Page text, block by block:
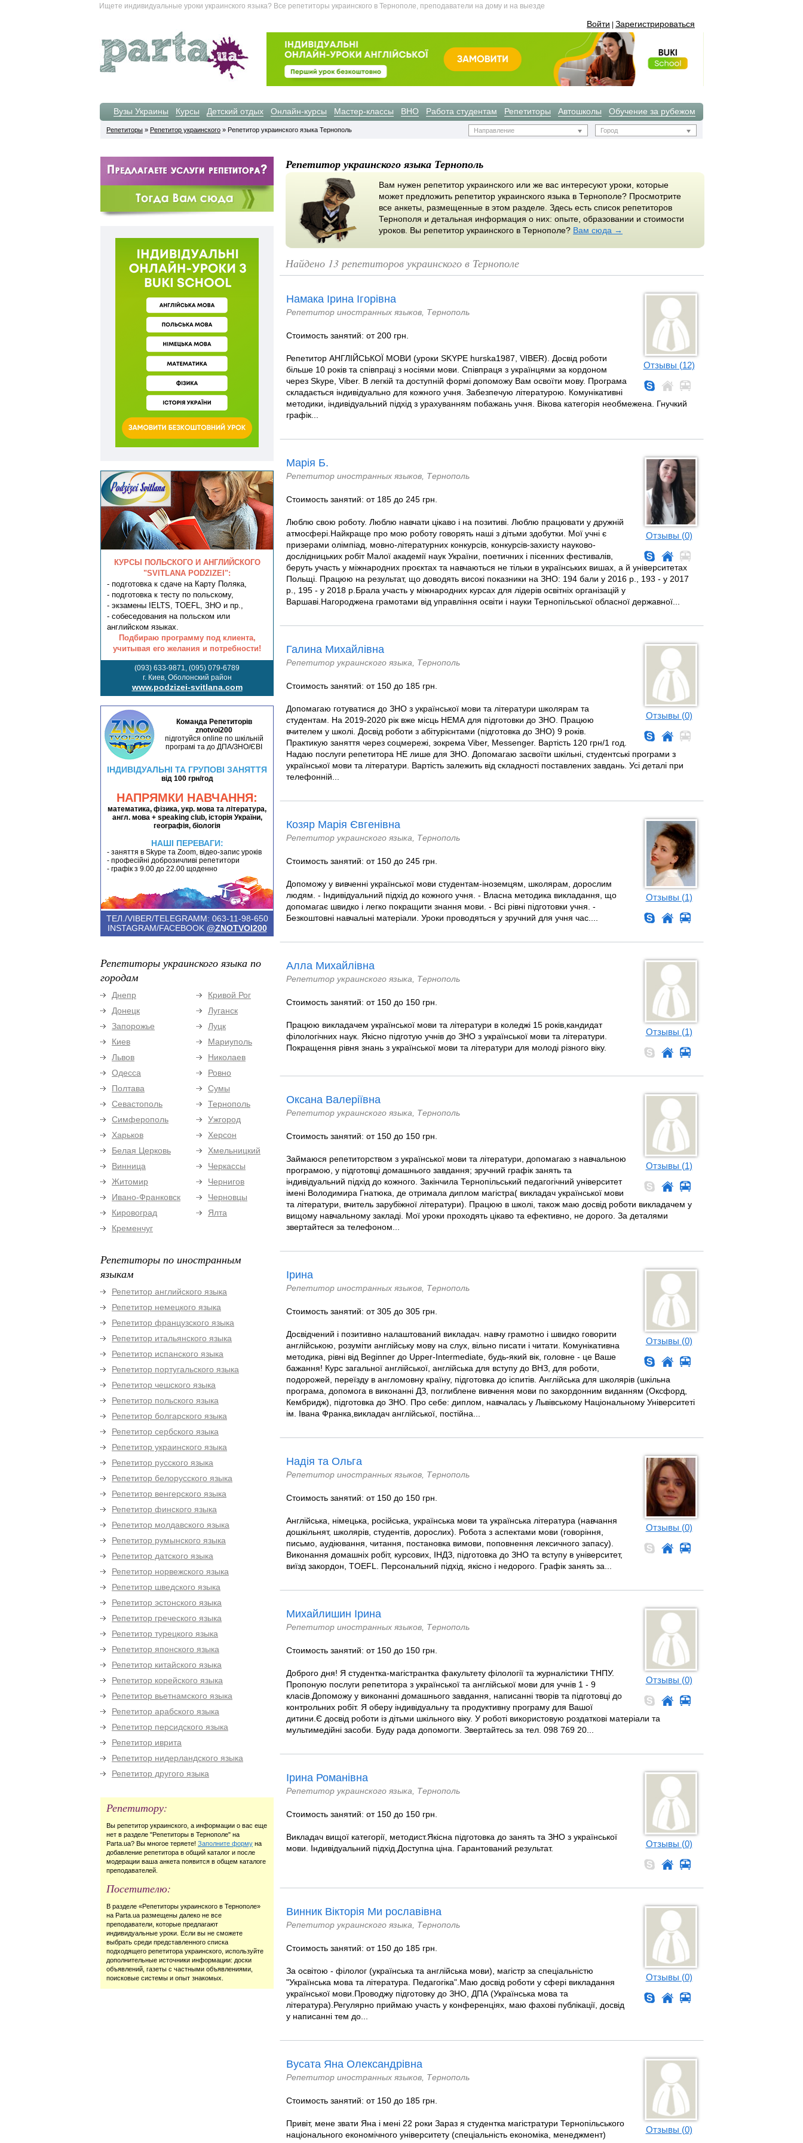
Ищете индивидуальные уроки украинского языка? Все репетиторы украинского в Тернополе, преподаватели на дому и на выезде
Войти Зарегистрироваться
Вузы Украины Курсы Детский отдых Онлайн-курсы Мастер-классы ВНО Работа студентам Репетиторы Автошколы Обучение за рубежом
Репетиторы » Репетитор украинского » Репетитор украинского языка Тернополь Направление Город
Репетитор украинского языка Тернополь
Вам нужен репетитор украинского или же вас интересуют уроки, которые
может предложить репетитор украинского языка в Тернополе? Просмотрите
все анкеты, размещенные в этом разделе. Здесь есть список репетиторов
Тернополя и детальная информация о них: опыте, образовании и стоимости
уроков. Вы репетитор украинского в Тернополе? Вам сюда →
Найдено 13 репетиторов украинского в Тернополе
Отзывы (12)
Намака Ірина Ігорівна
Репетитор иностранных языков, Тернополь
Стоимость занятий: от 200 грн.
Репетитор АНГЛІЙСЬКОЇ МОВИ (уроки SKYPE hurska1987, VIBER). Досвід роботи
більше 10 років та співпраці з носіями мови. Співпраця з українцями за кордоном
через Skype, Viber. В легкій та доступній формі допоможу Вам освоїти мову. Програма
складається індивідуально для кожного учня. Забезпечую літературою. Комунікативні
методики, індивідуальний підхід з урахуванням побажань учня. Вікова категорія необмежена. Гнучкий
графік...
Отзывы (0)
Марія Б.
Репетитор иностранных языков, Тернополь
Стоимость занятий: от 185 до 245 грн.
Люблю свою роботу. Люблю навчати цікаво і на позитиві. Люблю працювати у дружній
атмосфері.Найкраще про мою роботу говорять наші з дітьми здобутки. Мої учні є
призерами олімпіад, мовно-літературних конкурсів, конкурсів-захисту науково-
дослідницьких робіт Малої академії наук України, поетичних і пісенних фестивалів,
беруть участь у міжнародних проєктах та навчаються не тільки в українських вишах, а й університетах
Польщі. Працюю на результат, що доводять високі показники на ЗНО: 194 бали у 2016 р., 193 - у 2017
р., 195 - у 2018 р.Брала участь у міжнародних курсах для лідерів освітніх організацій у
Варшаві.Нагороджена грамотами від управління освіти і науки Тернопільської обласної державної...
Отзывы (0)
Галина Михайлівна
Репетитор украинского языка, Тернополь
Стоимость занятий: от 150 до 185 грн.
Допомагаю готуватися до ЗНО з української мови та літератури школярам та
студентам. На 2019-2020 рік вже місць НЕМА для підготовки до ЗНО. Працюю
вчителем у школі. Досвід роботи з абітурієнтами (підготовка до ЗНО) 9 років.
Практикую заняття через соцмережі, зокрема Viber, Messenger. Вартість 120 грн/1 год.
Надаю послуги репетитора НЕ лише для ЗНО. Допомагаю засвоїти шкільні, студентські програми з
української мови та літератури. Вартість залежить від складності поставлених завдань. Усі деталі при
телефонній...
Отзывы (1)
Козяр Марія Євгенівна
Репетитор украинского языка, Тернополь
Стоимость занятий: от 150 до 245 грн.
Допоможу у вивченні української мови студентам-іноземцям, школярам, дорослим
людям. - Індивідуальний підхід до кожного учня. - Власна методика викладання, що
допомагає швидко і легко покращити знання мови. - Всі рівні підготовки учня. -
Безкоштовні навчальні матеріали. Уроки проводяться у зручний для учня час....
Отзывы (1)
Алла Михайлівна
Репетитор украинского языка, Тернополь
Стоимость занятий: от 150 до 150 грн.
Працюю викладачем української мови та літератури в коледжі 15 років,кандидат
філологічних наук. Якісно підготую учнів до ЗНО з української мови та літератури.
Покращення рівня знань з української мови та літератури для молоді різного віку.
Отзывы (1)
Оксана Валеріївна
Репетитор украинского языка, Тернополь
Стоимость занятий: от 150 до 150 грн.
Займаюся репетиторством з української мови та літератури, допомагаю з навчальною
програмою, у підготовці домашнього завдання; зручний графік занять та
індивідуальний підхід до кожного. Закінчила Тернопільський педагогічний університет
імені Володимира Гнатюка, де отримала диплом магістра( викладач української мови
та літератури, вчитель зарубіжної літератури). Працюю в школі, також маю досвід роботи викладачем у
вищому навчальному закладі. Мої уроки проходять цікаво та ефективно, не дорого. За деталями
звертайтеся за телефоном...
Отзывы (0)
Ірина
Репетитор иностранных языков, Тернополь
Стоимость занятий: от 305 до 305 грн.
Досвідчений і позитивно налаштований викладач. навчу грамотно і швидко говорити
англійською, розуміти англійську мову на слух, вільно писати і читати. Комунікативна
методика, рівні від Beginner до Upper-Intermediate, будь-який вік, головне - це Ваше
бажання! Курс загальної англійської, англійська для вступу до ВНЗ, для роботи,
подорожей, переїзду в англомовну країну, підготовка до іспитів. Англійська для школярів (шкільна
програма, допомога в виконанні ДЗ, поглиблене вивчення мови по закордонним виданням (Оксфорд,
Кембридж), підготовка до ЗНО. Про себе: диплом, навчалась у Львівському Національному Університеті
ім. Івана Франка,викладач англійської, постійна...
Отзывы (0)
Надія та Ольга
Репетитор иностранных языков, Тернополь
Стоимость занятий: от 150 до 150 грн.
Англійська, німецька, російська, українська мови та українська література (навчання
дошкільнят, школярів, студентів, дорослих). Робота з аспектами мови (говоріння,
письмо, аудіювання, читання, постановка вимови, поповнення лексичного запасу).
Виконання домашніх робіт, курсових, ІНДЗ, підготовка до ЗНО та вступу в університет,
виїзд закордон, TOEFL. Персональний підхід, якісно і недорого. Графік занять за...
Отзывы (0)
Михайлишин Ірина
Репетитор иностранных языков, Тернополь
Стоимость занятий: от 150 до 150 грн.
Доброго дня! Я студентка-магістрантка факультету філології та журналістики ТНПУ.
Пропоную послуги репетитора з української та англійської мови для учнів 1 - 9
класів.Допоможу у виконанні домашнього завдання, написанні творів та підготовці до
контрольних робіт. Я оберу індивідуальну та продуктивну програму для Вашої
дитини.Є досвід роботи із дітьми шкільного віку. У роботі використовую роздаткові матеріали та
мультимедійні засоби. Буду рада допомогти. Звертайтесь за тел. 098 769 20...
Отзывы (0)
Ірина Романівна
Репетитор украинского языка, Тернополь
Стоимость занятий: от 150 до 150 грн.
Викладач вищої категорії, методист.Якісна підготовка до занять та ЗНО з української
мови. Індивідуальний підхід.Доступна ціна. Гарантований результат.
Отзывы (0)
Винник Вікторія Ми рославівна
Репетитор украинского языка, Тернополь
Стоимость занятий: от 150 до 185 грн.
За освітою - філолог (українська та англійська мови), магістр за спеціальністю
"Українська мова та література. Педагогіка".Маю досвід роботи у сфері викладання
української мови.Проводжу підготовку до ЗНО, ДПА (Українська мова та
література).Регулярно приймаю участь у конференціях, маю фахові публікації, досвід
у написанні тем до...
Отзывы (0)
Вусата Яна Олександрівна
Репетитор иностранных языков, Тернополь
Стоимость занятий: от 150 до 185 грн.
Привіт, мене звати Яна і мені 22 роки Зараз я студентка магістратури Тернопільського
національного економічного університету (спеціальність економіка, менеджмент)
КУРСЫ ПОЛЬСКОГО И АНГЛИЙСКОГО
"SVITLANA PODZIZEI":
- подготовка к сдаче на Карту Поляка,
- подготовка к тесту по польскому,
- экзамены IELTS, TOEFL, ЗНО и пр.,
- собеседования на польском или
английском языках.
Подбираю программу под клиента,
учитывая его желания и потребности!
(093) 633-9871, (095) 079-6789
г. Киев, Оболонский район
www.podzizei-svitlana.com
Команда Репетиторів
znotvoi200
підготуйся online по шкільній
програмі та до ДПА/ЗНО/ЄВІ
ІНДИВІДУАЛЬНІ ТА ГРУПОВІ ЗАНЯТТЯ
від 100 грн/год
НАПРЯМКИ НАВЧАННЯ:
математика, фізика, укр. мова та література,
англ. мова + speaking club, історія України,
географія, біологія
НАШІ ПЕРЕВАГИ:
- заняття в Skype та Zoom, відео-запис уроків
- професійні доброзичливі репетитори
- графік з 9.00 до 22.00 щоденно
ТЕЛ./VIBER/TELEGRAMM: 063-11-98-650
INSTAGRAM/FACEBOOK @ZNOTVOI200
Репетиторы украинского языка по
городам
Днепр
Донецк
Запорожье
Киев
Львов
Одесса
Полтава
Севастополь
Симферополь
Харьков
Белая Церковь
Винница
Житомир
Ивано-Франковск
Кировоград
Кременчуг
Кривой Рог
Луганск
Луцк
Мариуполь
Николаев
Ровно
Сумы
Тернополь
Ужгород
Херсон
Хмельницкий
Черкассы
Чернигов
Черновцы
Ялта
Репетиторы по иностранным
языкам
Репетитор английского языка
Репетитор немецкого языка
Репетитор французского языка
Репетитор итальянского языка
Репетитор испанского языка
Репетитор португальского языка
Репетитор чешского языка
Репетитор польского языка
Репетитор болгарского языка
Репетитор сербского языка
Репетитор украинского языка
Репетитор русского языка
Репетитор белорусского языка
Репетитор венгерского языка
Репетитор финского языка
Репетитор молдавского языка
Репетитор румынского языка
Репетитор датского языка
Репетитор норвежского языка
Репетитор шведского языка
Репетитор эстонского языка
Репетитор греческого языка
Репетитор турецкого языка
Репетитор японского языка
Репетитор китайского языка
Репетитор корейского языка
Репетитор вьетнамского языка
Репетитор арабского языка
Репетитор персидского языка
Репетитор иврита
Репетитор нидерландского языка
Репетитор другого языка
Репетитору:
Вы репетитор украинского, а информации о вас еще
нет в разделе "Репетиторы в Тернополе" на
Parta.ua? Вы многое теряете! Заполните форму на
добавление репетитора в общий каталог и после
модерации ваша анкета появится в общем каталоге
преподавателей.
Посетителю:
В разделе «Репетиторы украинского в Тернополе»
на Parta.ua размещены далеко не все
преподаватели, которые предлагают
индивидуальные уроки. Если вы не сможете
выбрать среди представленного списка
подходящего репетитора украинского, используйте
дополнительные источники информации: доски
объявлений, газеты с частными объявлениями,
поисковые системы и опыт знакомых.